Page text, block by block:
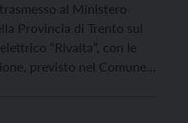
al Ministero
Provincia di Trento sul
“Rivalta”, con le
previsto nel Comune